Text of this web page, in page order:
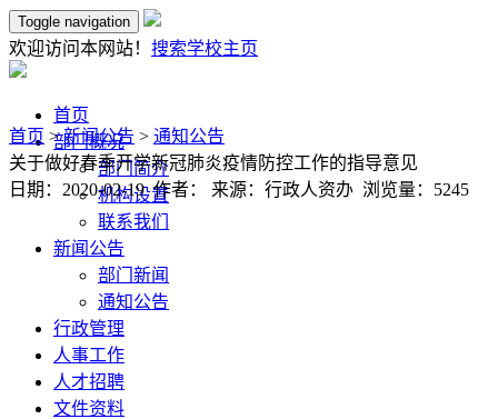
Toggle navigation
欢迎访问本网站！ 搜索学校主页
首页
部门概况
部门简介
机构设置
联系我们
新闻公告
部门新闻
通知公告
行政管理
人事工作
人才招聘
文件资料
首页 >新闻公告 > 通知公告
关于做好春季开学新冠肺炎疫情防控工作的指导意见
日期：2020-02-19 作者： 来源：行政人资办 浏览量： 5245